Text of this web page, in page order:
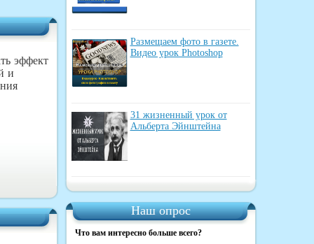
эффект
и
Размещаем фото в газете.
Видео урок Photoshop
31 жизненный урок от
Альберта Эйнштейна
Наш опрос
Что вам интересно больше всего?